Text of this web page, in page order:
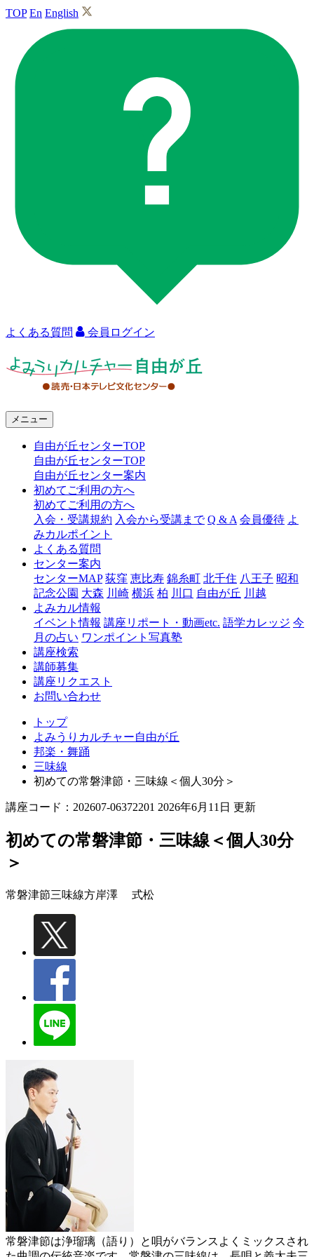
TOP En English
よくある質問 会員ログイン
ャ
由
丘
メニュー
自由が丘センターTOP
自由が丘センターTOP
自由が丘センター案内
初めてご利用の方へ
初めてご利用の方へ
入会・受講規約 入会から受講まで Q & A 会員優待 よ
みカルポイント
よくある質問
センター案内
センターMAP 荻窪 恵比寿 錦糸町 北千住 八王子 昭和
記念公園 大森 川崎 横浜 柏 川口 自由が丘 川越
よみカル情報
イベント情報 講座リポート・動画etc. 語学カレッジ 今
月の占い ワンポイント写真塾
講座検索
講師募集
講座リクエスト
お問い合わせ
トップ
よみうりカルチャー自由が丘
邦楽・舞踊
三味線
初めての常磐津節・三味線＜個人30分＞
講座コード：202607-06372201 2026年6月11日 更新
初めての常磐津節・三味線＜個人30分
＞
常磐津節三味線方岸澤 式松
常磐津節は浄瑠璃（語り）と唄がバランスよくミックスされ